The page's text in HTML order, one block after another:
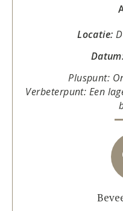
Locatie:
Pluspunt:
Verbeterpunt: Een